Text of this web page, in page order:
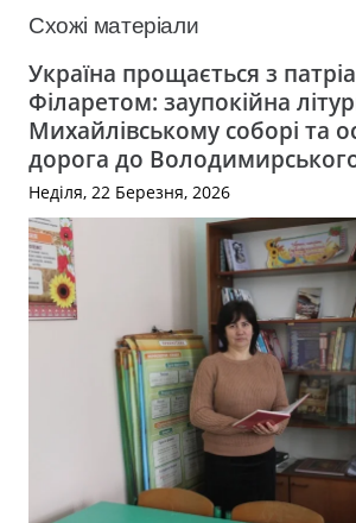
Схожі матеріали
Україна прощається з
Філаретом: заупокійна
Михайлівському соборі та
дорога до
Неділя, 22 Березня, 2026